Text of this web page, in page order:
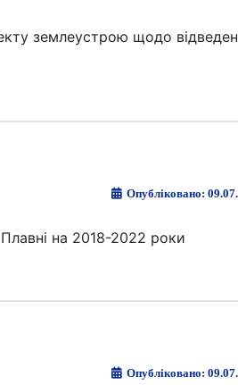
землеустрою щодо
Опубліковано:
на 2018-2022 роки
Опубліковано: